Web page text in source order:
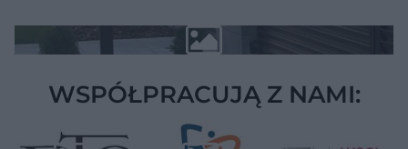
WSPÓŁPRACUJĄ Z NAMI: